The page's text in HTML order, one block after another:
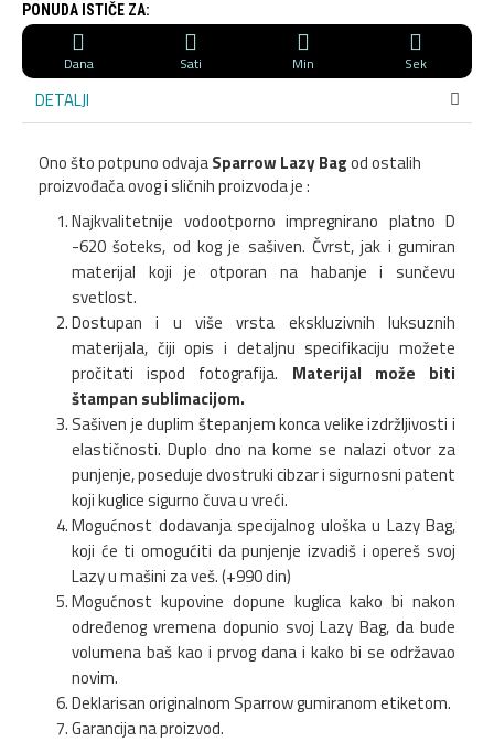
PONUDA ISTIČE ZA:
Dana Sati Min Sek
DETALJI
Ono što potpuno odvajaSparrow Lazy Bagod ostalih
proizvođača ovog i sličnih proizvoda je :
Najkvalitetnije vodootporno impregnirano platno D
-620 šoteks, od kog je sašiven. Čvrst, jak i gumiran
materijal koji je otporan na habanje i sunčevu
svetlost.
Dostupan i u više vrsta ekskluzivnih luksuznih
materijala, čiji opis i detaljnu specifikaciju možete
pročitati ispod fotografija. Materijal može biti
štampan sublimacijom.
Sašiven je duplim štepanjem konca velike izdržljivosti i
elastičnosti. Duplo dno na kome se nalazi otvor za
punjenje, poseduje dvostruki cibzar i sigurnosni patent
koji kuglice sigurno čuva u vreći.
Mogućnost dodavanja specijalnog uloška u Lazy Bag,
koji će ti omogućiti da punjenje izvadiš i opereš svoj
Lazy u mašini za veš. (+990 din)
Mogućnost kupovine dopune kuglica kako bi nakon
određenog vremena dopunio svoj Lazy Bag, da bude
volumena baš kao i prvog dana i kako bi se održavao
novim.
Deklarisan originalnom Sparrow gumiranom etiketom.
Garancija na proizvod.